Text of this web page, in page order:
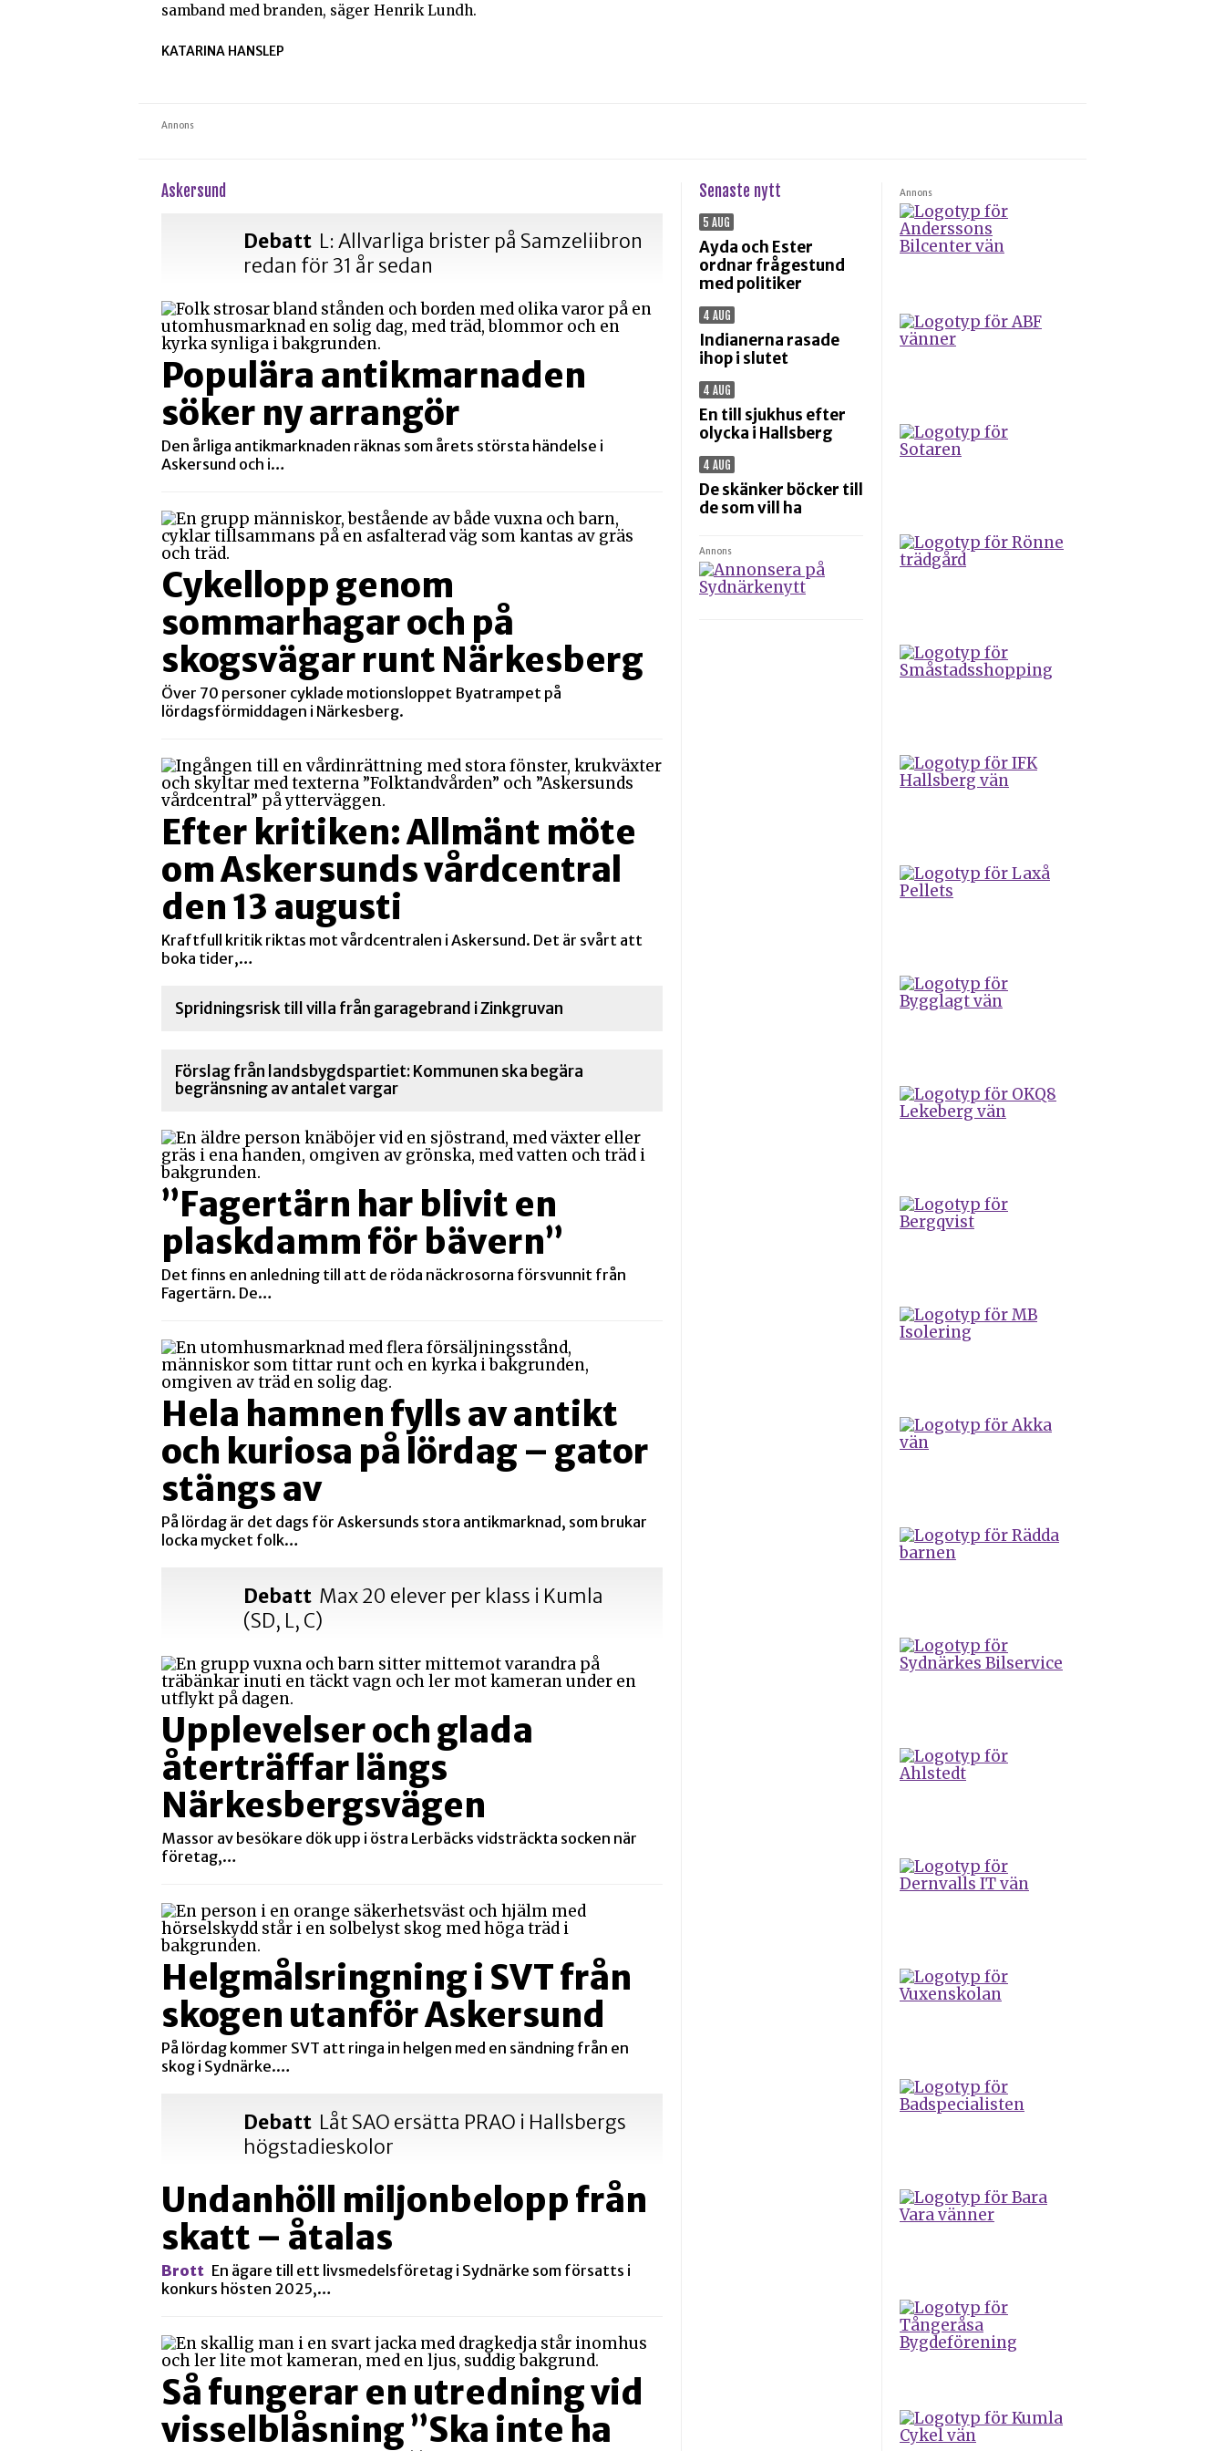
samband med branden, säger Henrik Lundh.
KATARINA HANSLEP
Annons
askersund
Debatt L: Allvarliga brister på Samzeliibron
redan för 31 år sedan
Populära antikmarnaden
söker ny arrangör
Den årliga antikmarknaden räknas som årets största händelse i
Askersund och i…
Cykellopp genom
sommarhagar och på
skogsvägar runt Närkesberg
Över 70 personer cyklade motionsloppet Byatrampet på
lördagsförmiddagen i Närkesberg.
Efter kritiken: Allmänt möte
om Askersunds vårdcentral
den 13 augusti
Kraftfull kritik riktas mot vårdcentralen i Askersund. Det är svårt att
boka tider,…
Spridningsrisk till villa från garagebrand i Zinkgruvan
Förslag från landsbygdspartiet: Kommunen ska begära
begränsning av antalet vargar
”Fagertärn har blivit en
plaskdamm för bävern”
Det finns en anledning till att de röda näckrosorna försvunnit från
Fagertärn. De…
Hela hamnen fylls av antikt
och kuriosa på lördag – gator
stängs av
På lördag är det dags för Askersunds stora antikmarknad, som brukar
locka mycket folk…
Debatt Max 20 elever per klass i Kumla
(SD, L, C)
Upplevelser och glada
återträffar längs
Närkesbergsvägen
Massor av besökare dök upp i östra Lerbäcks vidsträckta socken när
företag,…
Helgmålsringning i SVT från
skogen utanför Askersund
På lördag kommer SVT att ringa in helgen med en sändning från en
skog i Sydnärke.…
Debatt Låt SAO ersätta PRAO i Hallsbergs
högstadieskolor
Undanhöll miljonbelopp från
skatt – åtalas
Brott En ägare till ett livsmedelsföretag i Sydnärke som försatts i
konkurs hösten 2025,…
Så fungerar en utredning vid
visselblåsning ”Ska inte ha
Senaste nytt
5 AUG
Ayda och Ester
ordnar frågestund
med politiker
4 AUG
Indianerna rasade
ihop i slutet
4 AUG
En till sjukhus efter
olycka i Hallsberg
4 AUG
De skänker böcker till
de som vill ha
Annons
Annons